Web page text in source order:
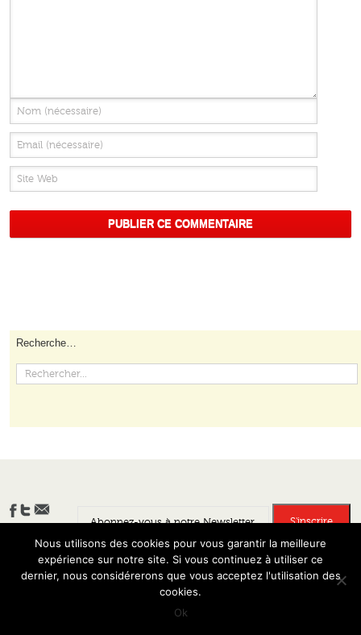
Recherche…
Banlieues Créatives - Tous droits réservés 2013 - Site développé par
Permis de Vivre la Ville
Nous utilisons des cookies pour vous garantir la meilleure
expérience sur notre site. Si vous continuez à utiliser ce
dernier, nous considérerons que vous acceptez l'utilisation des
cookies.
Ok